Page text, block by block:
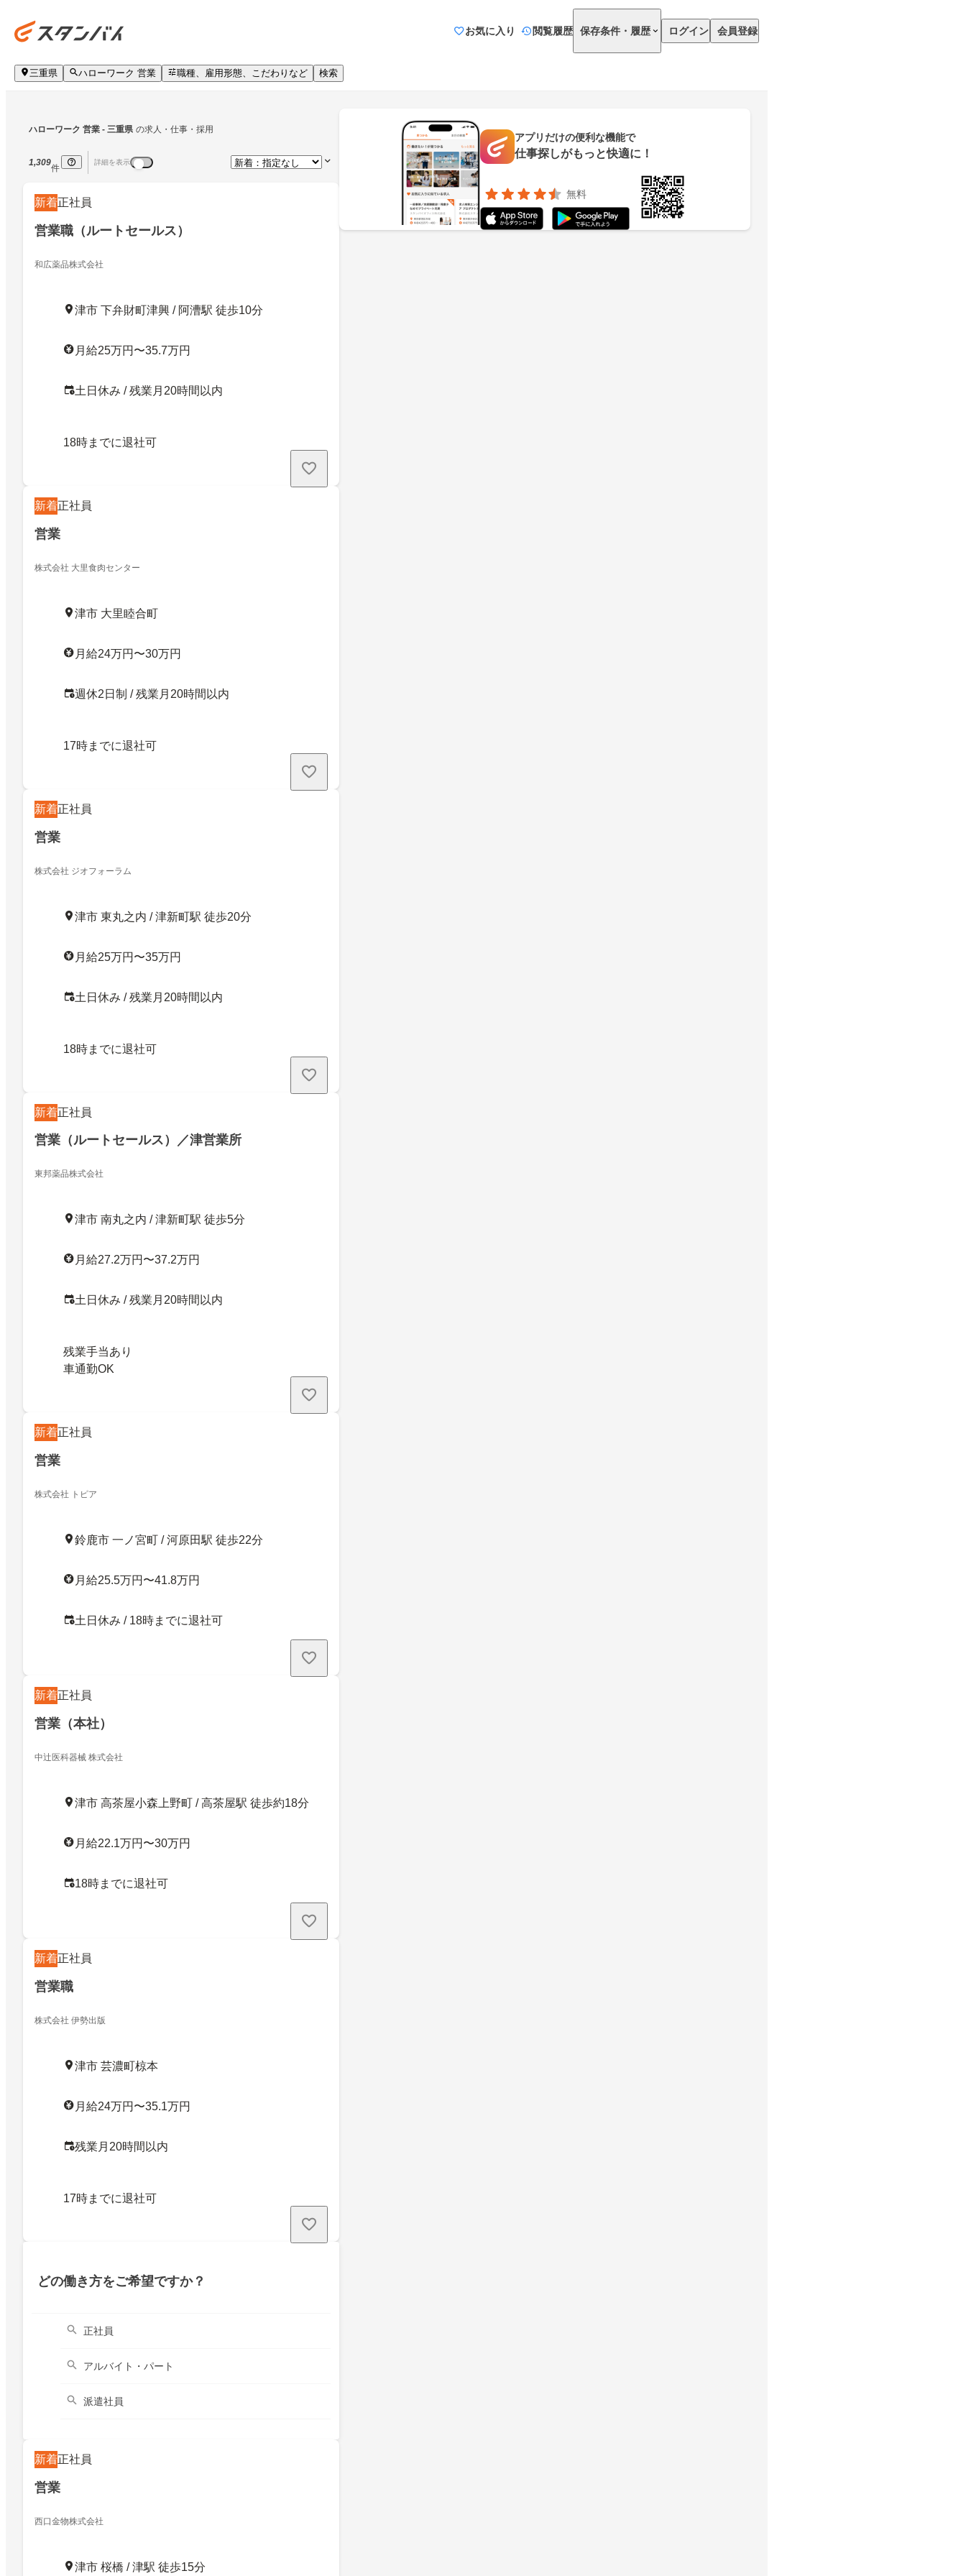
お気に入り 閲覧履歴 保存条件・履歴 ログイン 会員登録
三重県 ハローワーク 営業 職種、雇用形態、こだわりなど 検索
ハローワーク 営業 - 三重県 の求人・仕事・採用
1,309
件
詳細を表示
新着正社員
営業職（ルートセールス）
和広薬品株式会社
津市 下弁財町津興 / 阿漕駅 徒歩10分
月給25万円〜35.7万円
土日休み / 残業月20時間以内
18時までに退社可
新着正社員
営業
株式会社 大里食肉センター
津市 大里睦合町
月給24万円〜30万円
週休2日制 / 残業月20時間以内
17時までに退社可
新着正社員
営業
株式会社 ジオフォーラム
津市 東丸之内 / 津新町駅 徒歩20分
月給25万円〜35万円
土日休み / 残業月20時間以内
18時までに退社可
新着正社員
営業（ルートセールス）／津営業所
東邦薬品株式会社
津市 南丸之内 / 津新町駅 徒歩5分
月給27.2万円〜37.2万円
土日休み / 残業月20時間以内
残業手当あり
車通勤OK
新着正社員
営業
株式会社 トピア
鈴鹿市 一ノ宮町 / 河原田駅 徒歩22分
月給25.5万円〜41.8万円
土日休み / 18時までに退社可
新着正社員
営業（本社）
中辻医科器械 株式会社
津市 高茶屋小森上野町 / 高茶屋駅 徒歩約18分
月給22.1万円〜30万円
18時までに退社可
新着正社員
営業職
株式会社 伊勢出版
津市 芸濃町椋本
月給24万円〜35.1万円
残業月20時間以内
17時までに退社可
どの働き方をご希望ですか？
正社員
アルバイト・パート
派遣社員
新着正社員
営業
西口金物株式会社
津市 桜橋 / 津駅 徒歩15分
アプリだけの便利な機能で
仕事探しがもっと快適に！
無料